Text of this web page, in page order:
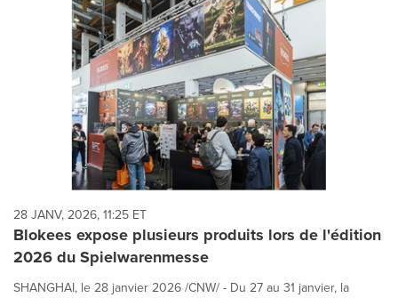
28 JANV, 2026, 11:25 ET
Blokees expose plusieurs produits lors de l'édition
2026 du Spielwarenmesse
SHANGHAI, le 28 janvier 2026 /CNW/ - Du 27 au 31 janvier, la